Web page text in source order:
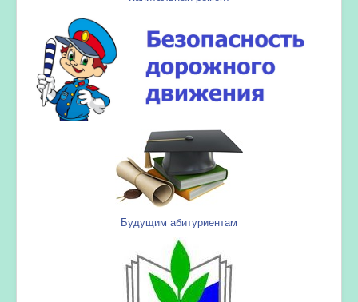
Будущим абитуриентам